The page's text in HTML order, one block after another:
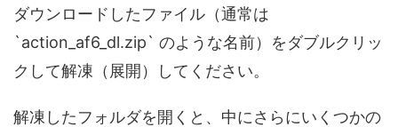
ダウンロードしたファイル（通常は
`action_af6_dl.zip` のような名前）をダブルクリッ
クして解凍（展開）してください。
解凍したフォルダを開くと、中にさらにいくつかの